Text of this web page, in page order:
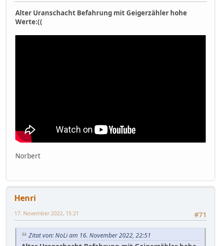
Alter Uranschacht Befahrung mit Geigerzähler hohe
Werte:((
Norbert
Henri
#71
17. November 2022, 15:21
Zitat von: NoLi am 16. November 2022, 22:51